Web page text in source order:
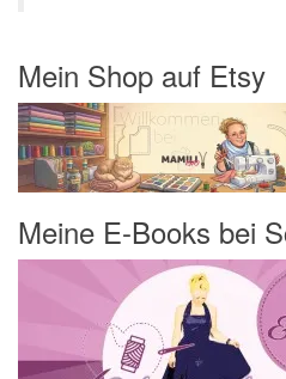
Mein Shop auf Etsy
Meine E-Books bei